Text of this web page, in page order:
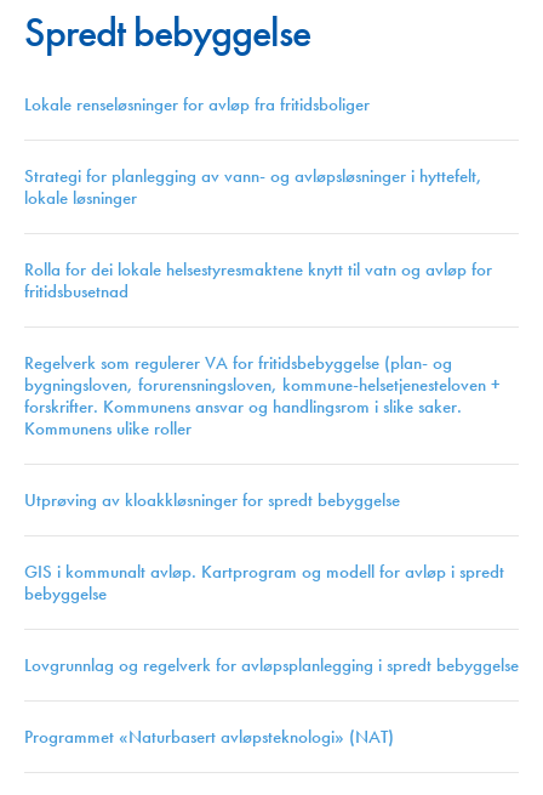
Spredt bebyggelse
Lokale renseløsninger for avløp fra fritidsboliger
Strategi for planlegging av vann- og avløpsløsninger i hyttefelt,
lokale løsninger
Rolla for dei lokale helsestyresmaktene knytt til vatn og avløp for
fritidsbusetnad
Regelverk som regulerer VA for fritidsbebyggelse (plan- og
bygningsloven, forurensningsloven, kommune-helsetjenesteloven +
forskrifter. Kommunens ansvar og handlingsrom i slike saker.
Kommunens ulike roller
Utprøving av kloakkløsninger for spredt bebyggelse
GIS i kommunalt avløp. Kartprogram og modell for avløp i spredt
bebyggelse
Lovgrunnlag og regelverk for avløpsplanlegging i spredt bebyggelse
Programmet «Naturbasert avløpsteknologi» (NAT)